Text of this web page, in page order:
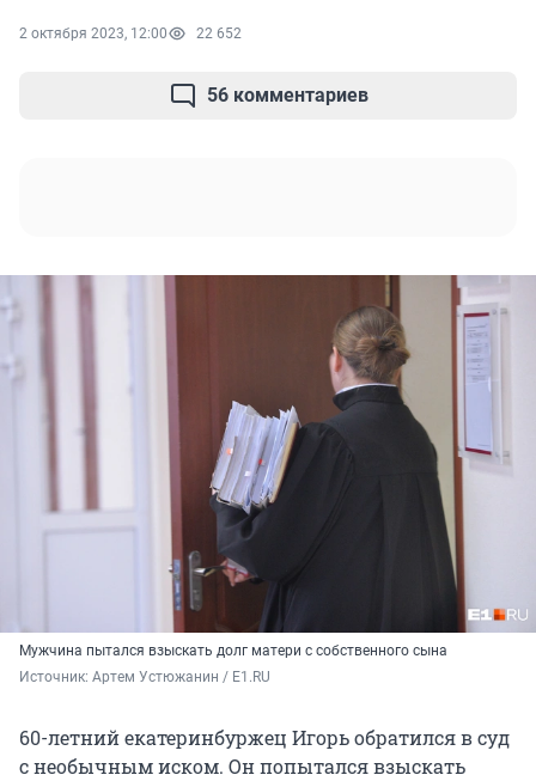
2 октября 2023, 12:00 22 652
56 комментариев
Мужчина пытался взыскать долг матери с собственного сына
Источник: Артем Устюжанин / E1.RU
60-летний екатеринбуржец Игорь обратился в суд
с необычным иском. Он попытался взыскать